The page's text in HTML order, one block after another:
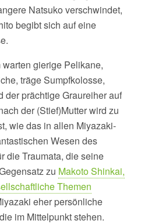
Natsuko verschwindet,
begibt sich auf eine
gierige Pelikane,
träge Sumpfkolosse,
der prächtige Graureiher auf
der (Stief)Mutter wird zu
wie das in allen Miyazaki-
Wesen des
die Traumata, die seine
zu Makoto Shinkai,
Themen
eher persönliche
im Mittelpunkt stehen.